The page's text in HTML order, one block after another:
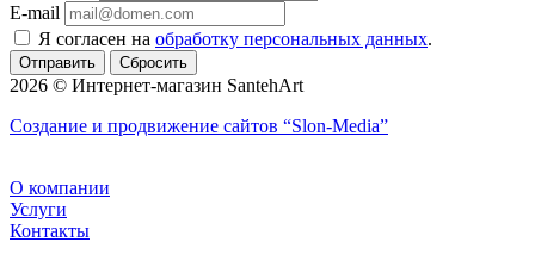
E-mail
Я согласен на обработку персональных данных.
Сбросить
2026 © Интернет-магазин SantehArt
Создание и продвижение сайтов “Slon-Media”
О компании
Услуги
Контакты